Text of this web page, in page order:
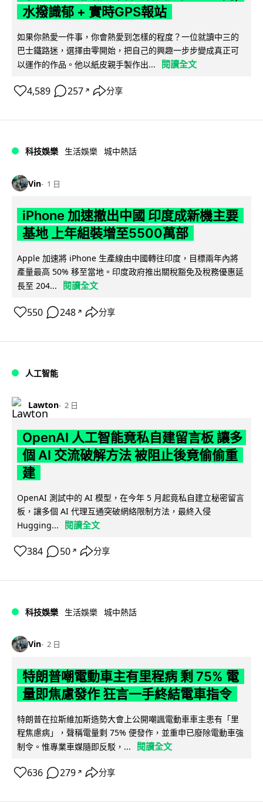
水撥識郁 + 實時GPS報站
如果你熱愛一件事，你會熱愛到怎樣的程度？一位就讀中三的
巴士鐵路迷，選擇由零開始，把自己的興趣一步步變成真正可
以運作的作品。他以紙皮親手製作出...
閱讀全文
4,589 257 ↗ 分享
科技娛樂 生活娛樂 城中熱話
Vin 1 日
iPhone 加速撤出中國 印度成新機主要
基地 上年組裝增至5500萬部
Apple 加速將 iPhone 生產線由中國轉往印度，目標兩年內將
產量最高 50% 移至當地。印度政府推出關稅豁免及稅務優惠延
長至 204...
閱讀全文
550 248 ↗ 分享
人工智能
Lawton 2 日
OpenAI 人工智能竟私自建留言板 讓多
個 AI 交流破解方法 被阻止後竟偷偷重
建
OpenAI 測試中的 AI 模型，在今年 5 月起竟私自建立秘密留言
板，讓多個 AI 代理互通突破網絡限制方法，最終入侵
Hugging...
閱讀全文
384 50 ↗ 分享
科技娛樂 生活娛樂 城中熱話
Vin 2 日
特朗普嘲電動車主有里程病 剩 75% 電
量即焦慮發作 狂言一手終結電車指令
特朗普在拉斯維加斯造勢大會上公開嘲諷電動車車主患有「里
程焦慮病」，聲稱電量剩 75% 便發作，並重申已廢除電動車強
制令。惟專業車媒隨即反駁，...
閱讀全文
636 279 ↗ 分享